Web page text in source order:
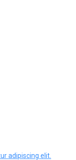
adipiscing elit.